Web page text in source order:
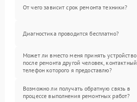
От чего зависит срок ремонта техники?
Диагностика проводится бесплатно?
Может ли вместо меня принять устройство
после ремонта другой человек, контактный
телефон которого я предоставлю?
Возможно ли получать обратную связь в
процессе выполнения ремонтных работ?